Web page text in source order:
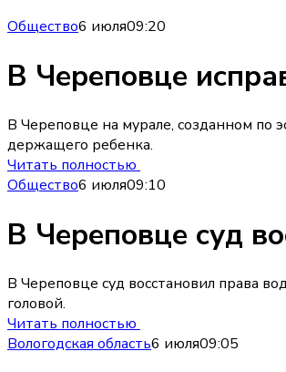
Общество6 июля09:20
В Череповце
В Череповце на мурале, созданном по
держащего ребенка.
Читать полностью
Общество6 июля09:10
В Череповце суд
В Череповце суд восстановил права
головой.
Читать полностью
Вологодская область6 июля09:05